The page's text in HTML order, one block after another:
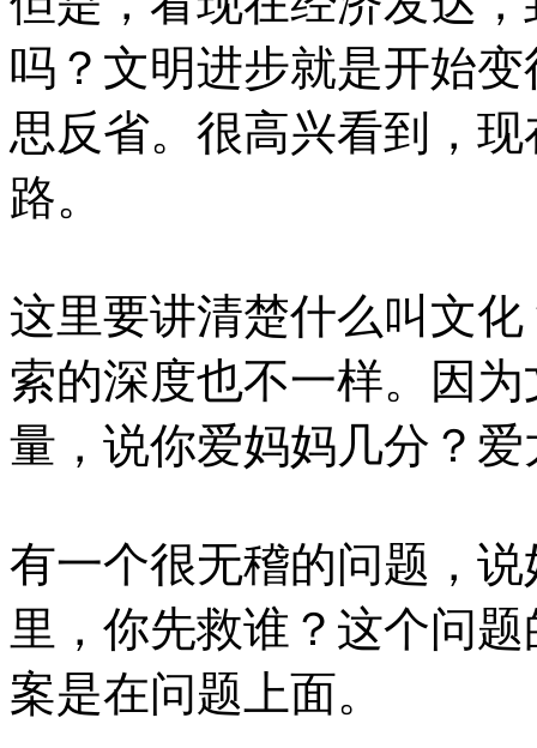
吗？文明进步就是开始
思反省。很高兴看到，
路。
这里要讲清楚什么叫文
索的深度也不一样。因
量，说你爱妈妈几分？
有一个很无稽的问题，
里，你先救谁？这个问
案是在问题上面。